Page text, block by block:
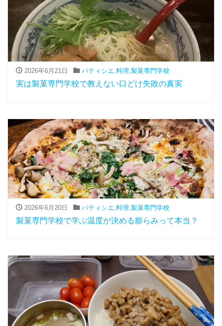
2026年6月21日 パティシエ,料理,製菓専門学校
実は製菓専門学校で教えない口どけ失敗の真実
2026年6月20日 パティシエ 料理 製菓専門学校
製菓専門学校で学ぶ温度が決める膨らみって本当？